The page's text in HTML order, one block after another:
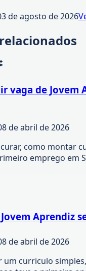
de agosto de 2026
vaga de Jovem
de abril de 2026
como montar
emprego em
Aprendiz
de abril de 2026
um curriculo